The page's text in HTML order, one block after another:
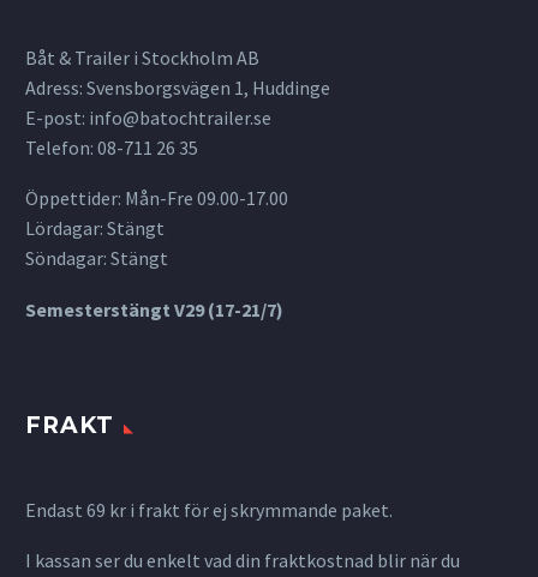
Båt & Trailer i Stockholm AB
Adress: Svensborgsvägen 1, Huddinge
E-post: info@batochtrailer.se
Telefon: 08-711 26 35
Öppettider: Mån-Fre 09.00-17.00
Lördagar: Stängt
Söndagar: Stängt
Semesterstängt V29 (17-21/7)
FRAKT
Endast 69 kr i frakt för ej skrymmande paket.
I kassan ser du enkelt vad din fraktkostnad blir när du